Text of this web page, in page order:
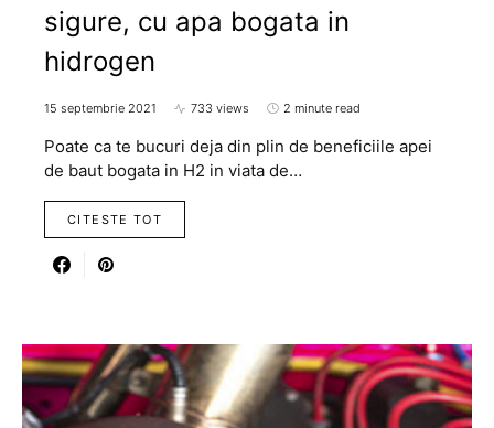
sigure, cu apa bogata in
hidrogen
15 septembrie 2021 733 views 2 minute read
Poate ca te bucuri deja din plin de beneficiile apei
de baut bogata in H2 in viata de…
CITESTE TOT